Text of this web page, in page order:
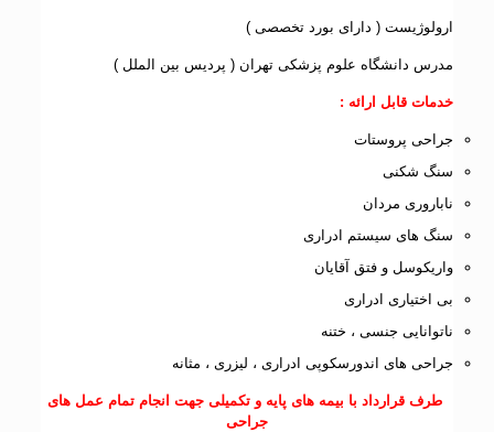
ارولوژیست ( دارای بورد تخصصی )
مدرس دانشگاه علوم پزشکی تهران ( پردیس بین الملل )
خدمات قابل ارائه :
جراحی پروستات
سنگ شکنی
ناباروری مردان
سنگ های سیستم ادراری
واریکوسل و فتق آقایان
بی اختیاری ادراری
ناتوانایی جنسی ، ختنه
جراحی های اندورسکوپی ادراری ، لیزری ، مثانه
طرف قرارداد با بیمه های پایه و تکمیلی جهت انجام تمام عمل های
جراحی